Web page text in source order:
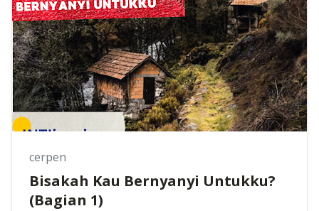
cerpen
Bisakah Kau Bernyanyi Untukku?
(Bagian 1)